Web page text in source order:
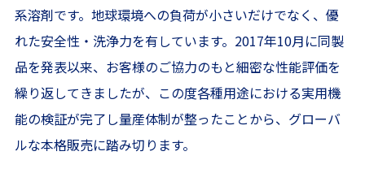
系溶剤です。地球環境への負荷が小さいだけでなく、優
れた安全性・洗浄力を有しています。2017年10月に同製
品を発表以来、お客様のご協力のもと細密な性能評価を
繰り返してきましたが、この度各種用途における実用機
能の検証が完了し量産体制が整ったことから、グローバ
ルな本格販売に踏み切ります。